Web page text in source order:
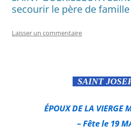
secourir le père de famille
Laisser un commentaire
SAINT
ÉPOUX DE LA VIERGE
– Fête le 19